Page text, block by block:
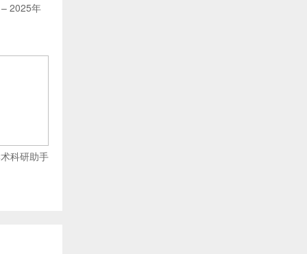
2025年
科研助手